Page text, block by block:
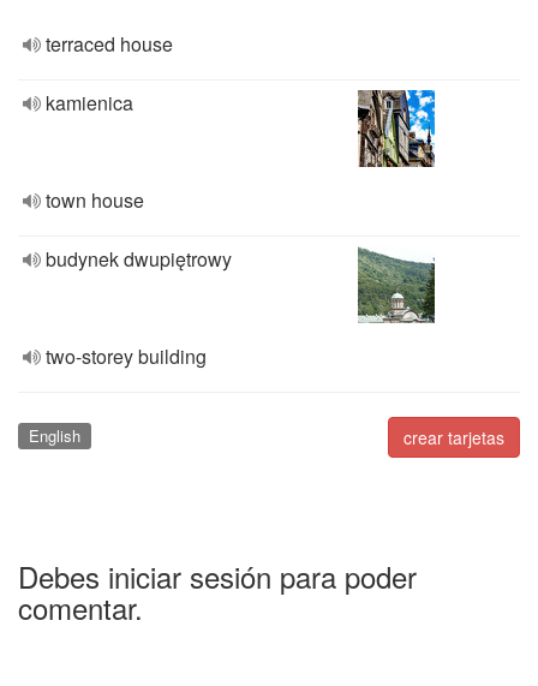
terraced house
kamienica
town house
budynek dwupiętrowy
two-storey building
crear tarjetas
English
Debes iniciar sesión para poder
comentar.